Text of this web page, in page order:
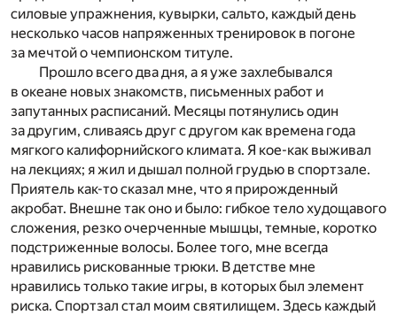
силовые упражнения, кувырки, сальто, каждый день
несколько часов напряженных тренировок в погоне
за мечтой о чемпионском титуле.
Прошло всего два дня, а я уже захлебывался
в океане новых знакомств, письменных работ и
запутанных расписаний. Месяцы потянулись один
за другим, сливаясь друг с другом как времена года
мягкого калифорнийского климата. Я кое-как выживал
на лекциях; я жил и дышал полной грудью в спортзале.
Приятель как-то сказал мне, что я прирожденный
акробат. Внешне так оно и было: гибкое тело худощавого
сложения, резко очерченные мышцы, темные, коротко
подстриженные волосы. Более того, мне всегда
нравились рискованные трюки. В детстве мне
нравились только такие игры, в которых был элемент
риска. Спортзал стал моим святилищем. Здесь каждый